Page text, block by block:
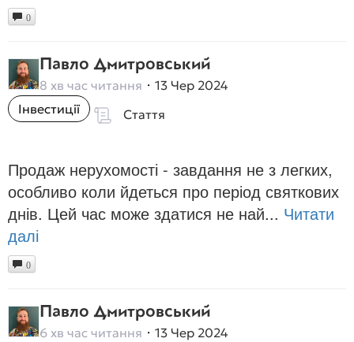
0
Павло Дмитровський
8 хв час читання
13 Чер 2024
Інвестиції
Стаття
Продаж нерухомості - завдання не з легких,
особливо коли йдеться про період святкових
днів. Цей час може здатися не най... Читати
далі
0
Павло Дмитровський
6 хв час читання
13 Чер 2024